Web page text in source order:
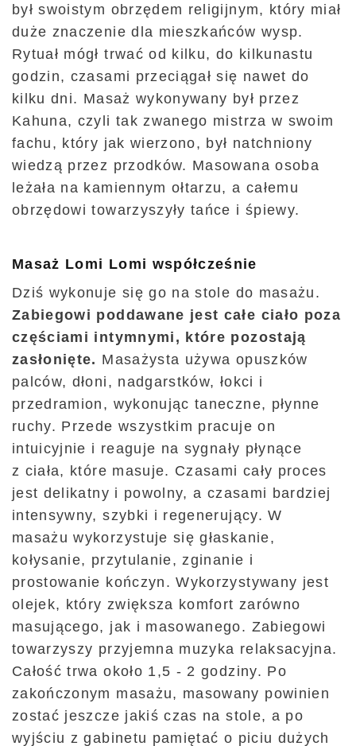
był swoistym obrzędem religijnym, który miał
duże znaczenie dla mieszkańców wysp.
Rytuał mógł trwać od kilku, do kilkunastu
godzin, czasami przeciągał się nawet do
kilku dni. Masaż wykonywany był przez
Kahuna, czyli tak zwanego mistrza w swoim
fachu, który jak wierzono, był natchniony
wiedzą przez przodków. Masowana osoba
leżała na kamiennym ołtarzu, a całemu
obrzędowi towarzyszyły tańce i śpiewy.
Masaż Lomi Lomi współcześnie
Dziś wykonuje się go na stole do masażu.
Zabiegowi poddawane jest całe ciało poza
częściami intymnymi, które pozostają
zasłonięte. Masażysta używa opuszków
palców, dłoni, nadgarstków, łokci i
przedramion, wykonując taneczne, płynne
ruchy. Przede wszystkim pracuje on
intuicyjnie i reaguje na sygnały płynące
z ciała, które masuje. Czasami cały proces
jest delikatny i powolny, a czasami bardziej
intensywny, szybki i regenerujący. W
masażu wykorzystuje się głaskanie,
kołysanie, przytulanie, zginanie i
prostowanie kończyn. Wykorzystywany jest
olejek, który zwiększa komfort zarówno
masującego, jak i masowanego. Zabiegowi
towarzyszy przyjemna muzyka relaksacyjna.
Całość trwa około 1,5 - 2 godziny. Po
zakończonym masażu, masowany powinien
zostać jeszcze jakiś czas na stole, a po
wyjściu z gabinetu pamiętać o piciu dużych